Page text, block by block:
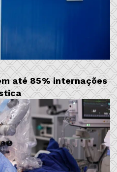
até 85% internações